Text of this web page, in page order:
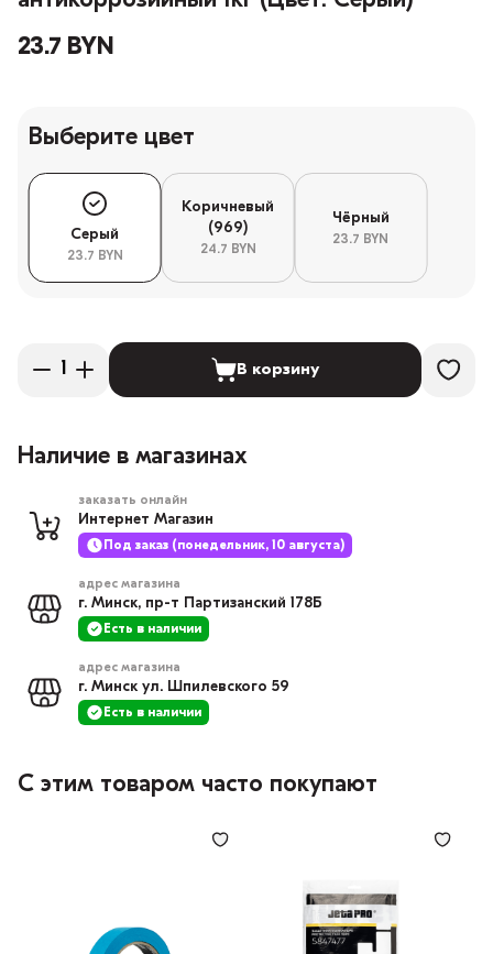
23.7 BYN
Выберите цвет
Серый
23.7 BYN
Коричневый
(969)
24.7 BYN
Чёрный
23.7 BYN
В корзину
Наличие в магазинах
заказать онлайн
Интернет Магазин
Под заказ (понедельник, 10 августа)
адрес магазина
г. Минск, пр-т Партизанский 178Б
Есть в наличии
адрес магазина
г. Минск ул. Шпилевского 59
Есть в наличии
С этим товаром часто покупают